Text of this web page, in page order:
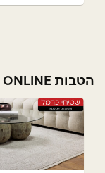
הטבות ONLINE